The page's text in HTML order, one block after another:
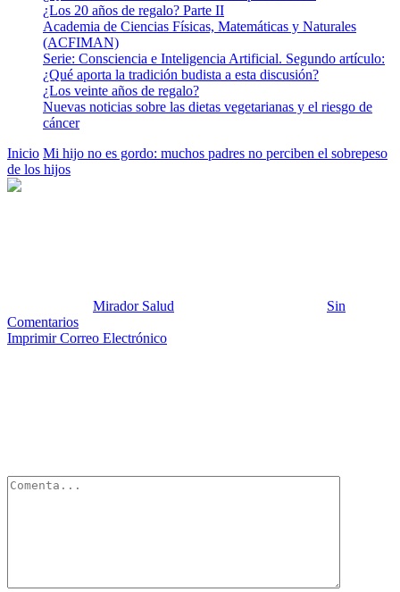
¿Los 20 años de regalo? Parte II
Academia de Ciencias Físicas, Matemáticas y Naturales
(ACFIMAN)
Serie: Consciencia e Inteligencia Artificial. Segundo artículo:
¿Qué aporta la tradición budista a esta discusión?
¿Los veinte años de regalo?
Nuevas noticias sobre las dietas vegetarianas y el riesgo de
cáncer
Inicio Mi hijo no es gordo: muchos padres no perciben el sobrepeso
de los hijos
Mirador Salud
Sin
Comentarios
Imprimir Correo Electrónico